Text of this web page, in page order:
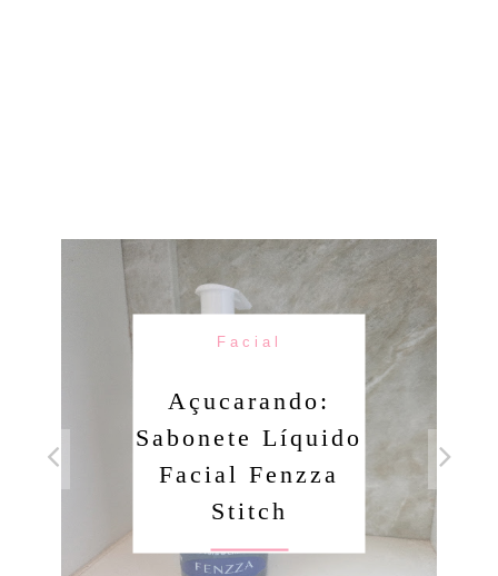
Facial
Açucarando:
Sabonete Líquido
Facial Fenzza
Stitch